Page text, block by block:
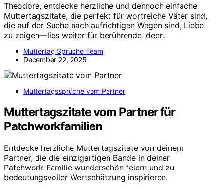
Theodore, entdecke herzliche und dennoch einfache
Muttertagszitate, die perfekt für wortreiche Väter sind,
die auf der Suche nach aufrichtigen Wegen sind, Liebe
zu zeigen—lies weiter für berührende Ideen.
Muttertag Sprüche Team
December 22, 2025
Muttertagssprüche vom Partner
Muttertagszitate vom Partner für
Patchworkfamilien
Entdecke herzliche Muttertagszitate von deinem
Partner, die die einzigartigen Bande in deiner
Patchwork-Familie wunderschön feiern und zu
bedeutungsvoller Wertschätzung inspirieren.